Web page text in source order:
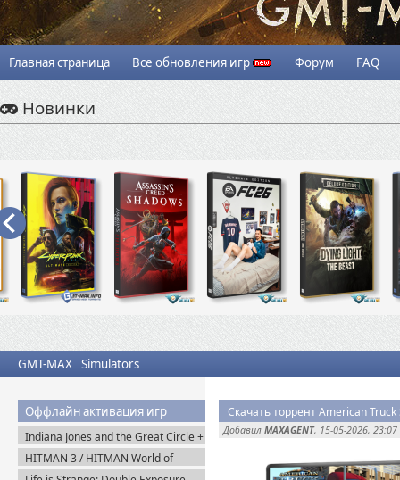
Главная страница Все обновления игр Форум FAQ
Новинки
GMT-MAX Simulators
Оффлайн активация игр
Indiana Jones and the Great Circle +
The Order of Giants v.1.0.17.0
(2024) Пиратка
HITMAN 3 / HITMAN World of
Assassination v.3.270.1 + Все DLC
Скачать торрент American
Добавил MAXAGENT, 15-05-2026, 23:07